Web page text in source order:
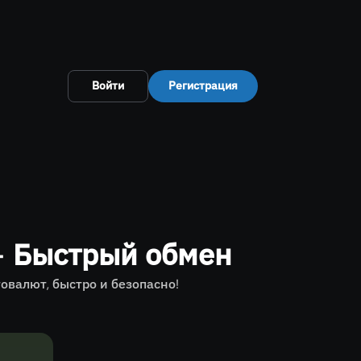
Войти Регистрация
Быстрый обмен
быстро и безопасно!